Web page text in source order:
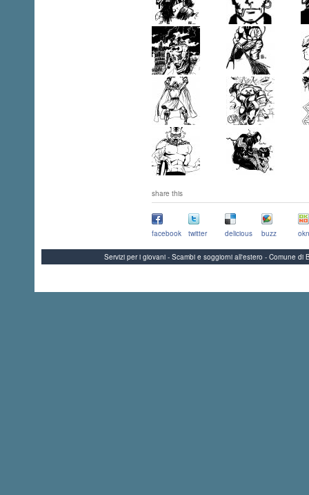
share this
facebook twitter delicious buzz
Servizi per i giovani - Scambi e soggiorni all'estero - Comune